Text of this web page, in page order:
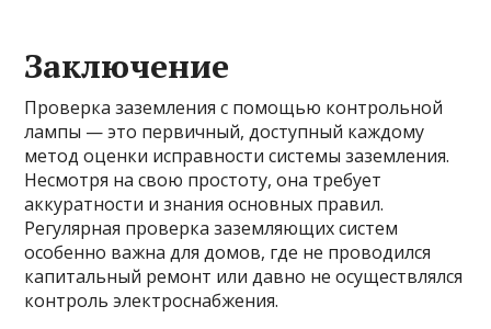
Заключение
Проверка заземления с помощью контрольной
лампы — это первичный, доступный каждому
метод оценки исправности системы заземления.
Несмотря на свою простоту, она требует
аккуратности и знания основных правил.
Регулярная проверка заземляющих систем
особенно важна для домов, где не проводился
капитальный ремонт или давно не осуществлялся
контроль электроснабжения.